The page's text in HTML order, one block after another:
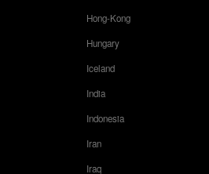
Hong-Kong
Hungary
Iceland
India
Indonesia
Iran
Iraq